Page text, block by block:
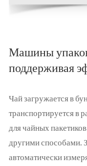
Машины
поддерживая
Чай загружается в
транспортируется в
для чайных
другими способами.
автоматически